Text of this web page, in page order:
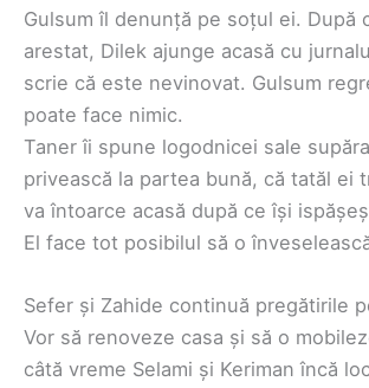
Gulsum îl denunță pe soțul ei. După
arestat, Dilek ajunge acasă cu
scrie că este nevinovat. Gulsum
poate face nimic.
Taner îi spune logodnicei sale
privească la partea bună, că tatăl ei
va întoarce acasă după ce își
El face tot posibilul să o
Sefer și Zahide continuă pregătirile
Vor să renoveze casa și să o
câtă vreme Selami și Keriman încă